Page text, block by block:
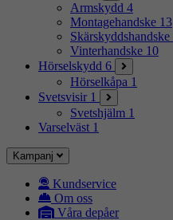
Armskydd 4
Montagehandske 13
Skärskyddshandske
Vinterhandske 10
Hörselskydd 6
Hörselkåpa 1
Svetsvisir 1
Svetshjälm 1
Varselväst 1
Kampanj
Kundservice
Om oss
Våra depåer